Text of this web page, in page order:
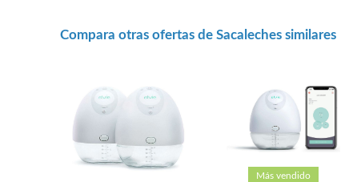
Compara otras ofertas de Sacaleches similares
Más vendido